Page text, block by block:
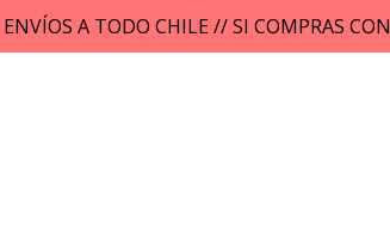
ENVÍOS A TODO CHILE // SI COMPRAS